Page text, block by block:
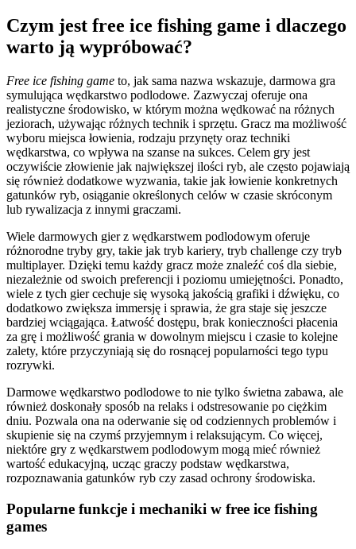
Czym jest free ice fishing game i dlaczego
warto ją wypróbować?
Free ice fishing game to, jak sama nazwa wskazuje, darmowa gra
symulująca wędkarstwo podlodowe. Zazwyczaj oferuje ona
realistyczne środowisko, w którym można wędkować na różnych
jeziorach, używając różnych technik i sprzętu. Gracz ma możliwość
wyboru miejsca łowienia, rodzaju przynęty oraz techniki
wędkarstwa, co wpływa na szanse na sukces. Celem gry jest
oczywiście złowienie jak największej ilości ryb, ale często pojawiają
się również dodatkowe wyzwania, takie jak łowienie konkretnych
gatunków ryb, osiąganie określonych celów w czasie skróconym
lub rywalizacja z innymi graczami.
Wiele darmowych gier z wędkarstwem podlodowym oferuje
różnorodne tryby gry, takie jak tryb kariery, tryb challenge czy tryb
multiplayer. Dzięki temu każdy gracz może znaleźć coś dla siebie,
niezależnie od swoich preferencji i poziomu umiejętności. Ponadto,
wiele z tych gier cechuje się wysoką jakością grafiki i dźwięku, co
dodatkowo zwiększa immersję i sprawia, że gra staje się jeszcze
bardziej wciągająca. Łatwość dostępu, brak konieczności płacenia
za grę i możliwość grania w dowolnym miejscu i czasie to kolejne
zalety, które przyczyniają się do rosnącej popularności tego typu
rozrywki.
Darmowe wędkarstwo podlodowe to nie tylko świetna zabawa, ale
również doskonały sposób na relaks i odstresowanie po ciężkim
dniu. Pozwala ona na oderwanie się od codziennych problemów i
skupienie się na czymś przyjemnym i relaksującym. Co więcej,
niektóre gry z wędkarstwem podlodowym mogą mieć również
wartość edukacyjną, ucząc graczy podstaw wędkarstwa,
rozpoznawania gatunków ryb czy zasad ochrony środowiska.
Popularne funkcje i mechaniki w free ice fishing
games